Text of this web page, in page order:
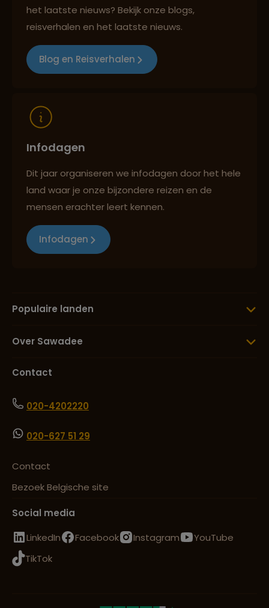
Best beoordeelde reisroutes
het laatste nieuws? Bekijk onze blogs,
reisverhalen en het laatste nieuws.
Blog en Reisverhalen
Infodagen
Dit jaar organiseren we infodagen door het hele
land waar je onze bijzondere reizen en de
mensen erachter leert kennen.
Infodagen
Populaire landen
Over Sawadee
Contact
020-4202220
020-627 51 29
Contact
Bezoek Belgische site
Social media
LinkedIn
Facebook Instagram
YouTube
TikTok